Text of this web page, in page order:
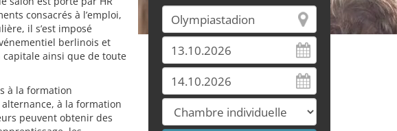
consacrés à l’emploi,
il s’est imposé
berlinois et
ainsi que de toute
à la formation
à la formation
peuvent obtenir des